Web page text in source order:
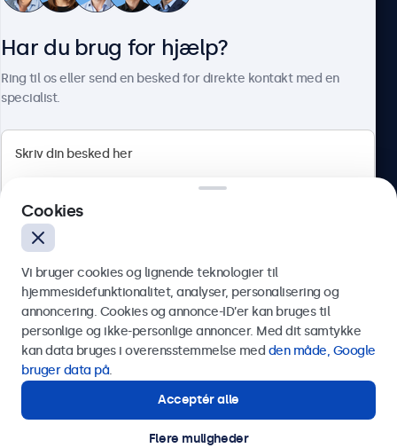
Herstedøstervej 27-29, unit A, 2620 Albertslund, Danmark
Dansk
© 2026 Beetronics
Har du brug for hjælp?
Ring til os eller send en besked for direkte kontakt med en
specialist.
Send
Eller ring til os på
Kontakt vores specialister.
Cookies
Vi bruger cookies og lignende teknologier til
hjemmesidefunktionalitet, analyser, personalisering og
annoncering. Cookies og annonce-ID’er kan bruges til
personlige og ikke-personlige annoncer. Med dit samtykke
kan data bruges i overensstemmelse med den måde, Google
bruger data på.
Acceptér alle
Flere muligheder